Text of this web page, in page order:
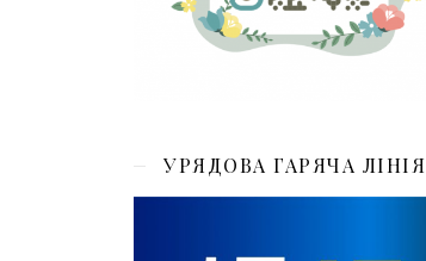
УРЯДОВА ГАРЯЧА ЛІНІЯ